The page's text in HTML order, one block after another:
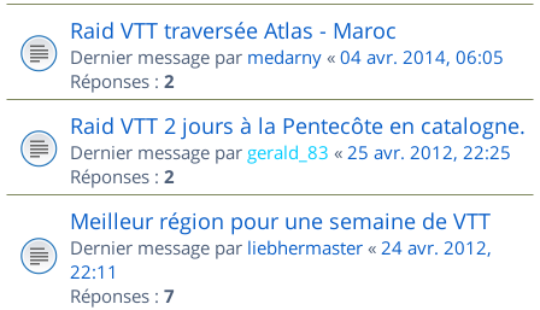
Raid VTT traversée Atlas - Maroc
Dernier message par medarny « 04 avr. 2014, 06:05
Réponses : 2
Raid VTT 2 jours à la Pentecôte en catalogne.
Dernier message par gerald_83 « 25 avr. 2012, 22:25
Réponses : 2
Meilleur région pour une semaine de VTT
Dernier message par liebhermaster « 24 avr. 2012,
22:11
Réponses : 7